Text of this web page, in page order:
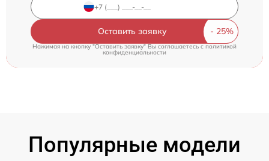
Оставить заявку
Нажимая на кнопку "Оставить заявку" Вы соглашаетесь cполитикой
конфиденциальности
Популярные модели